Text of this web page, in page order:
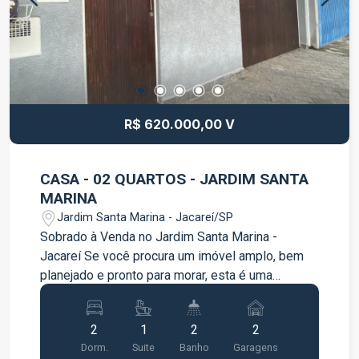
clientes e colaboradores. Entre em contato para
mais informações e agende uma visita.
R$ 620.000,00 V
CASA - 02 QUARTOS - JARDIM SANTA
MARINA
Jardim Santa Marina - Jacareí/SP
Sobrado à Venda no Jardim Santa Marina -
Jacareí Se você procura um imóvel amplo, bem
planejado e pronto para morar, esta é uma
excelente oportunidade! Localizado no bairro
Jardim Santa Marina, este sobrado oferece
ambientes confortáveis, ótima distribuição dos
espaços e acabamento de qualidade. O imóvel
2
Dorm.
1
Suite
2
Banho
2
Garagens